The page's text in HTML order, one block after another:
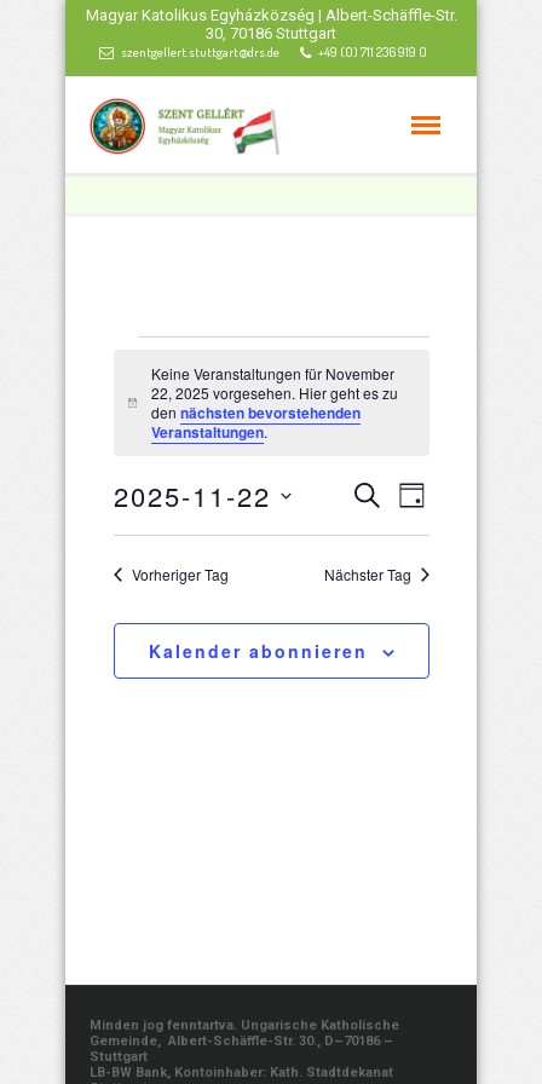
Magyar Katolikus Egyházközség | Albert-Schäffle-Str.
30, 70186 Stuttgart
szentgellert.stuttgart@drs.de +49 (0) 711 236 919 0
Veranstaltungen
für
November
22,
2025
Hinweis
Keine Veranstaltungen für November
22, 2025 vorgesehen. Hier geht es zu
den nächsten bevorstehenden
Veranstaltungen.
Such-
und
Suche
Tag
2025-11-22
Vorheriger Tag Nächster Tag
Kalender abonnieren
Minden jog fenntartva. Ungarische Katholische
Gemeinde, Albert-Schäffle-Str. 30., D–70186 –
Stuttgart
LB-BW Bank, Kontoinhaber: Kath. Stadtdekanat